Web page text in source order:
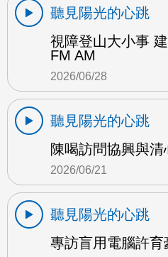
聽見陽光的心跳
視障登山大小事
FM AM
2026/06/28
聽見陽光的心跳
陳喝訪問協興與清
2026/06/21
聽見陽光的心跳
專訪盲用電腦許育